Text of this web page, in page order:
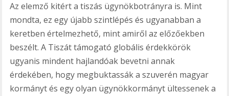
Az elemző kitért a tiszás ügynökbotrányra is. Mint
mondta, ez egy újabb szintlépés és ugyanabban a
keretben értelmezhető, mint amiről az előzőekben
beszélt. A Tiszát támogató globális érdekkörök
ugyanis mindent hajlandóak bevetni annak
érdekében, hogy megbuktassák a szuverén magyar
kormányt és egy olyan ügynökkormányt ültessenek a